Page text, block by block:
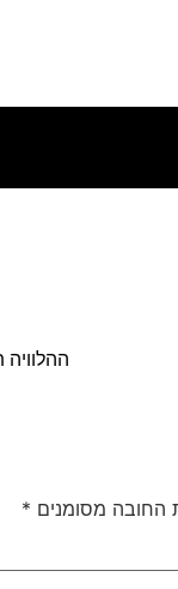
ההלוויה תתקיים ביום
החובה מסומנים *